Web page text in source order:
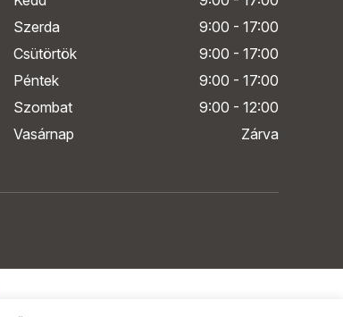
Szerda
9:00 - 17:00
Csütörtök
9:00 - 17:00
Péntek
9:00 - 17:00
Szombat
9:00 - 12:00
Vasárnap
Zárva